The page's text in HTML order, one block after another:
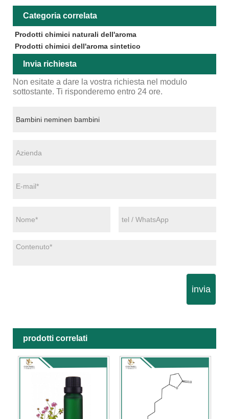
Categoria correlata
Prodotti chimici naturali dell'aroma
Prodotti chimici dell'aroma sintetico
Invia richiesta
Non esitate a dare la vostra richiesta nel modulo
sottostante. Ti risponderemo entro 24 ore.
invia
prodotti correlati